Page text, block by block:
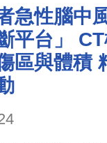
到新加坡。
急性腦中
平台」
區與體積